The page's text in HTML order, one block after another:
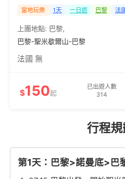
當地玩樂 1天 一日遊 巴黎 法
上團地點: 巴黎,
巴黎-聖米歇爾山-巴黎
法國 無
$150起
已出遊人數
314
行程規
第1天：巴黎>諾曼底>巴